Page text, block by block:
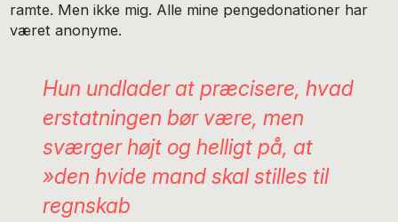
ramte. Men ikke mig. Alle mine pengedonationer har
været anonyme.
Hun undlader at præcisere, hvad
erstatningen bør være, men
sværger højt og helligt på, at
»den hvide mand skal stilles til
regnskab